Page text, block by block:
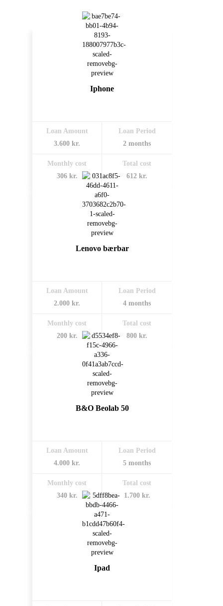
Iphone
Loan Amount
3.600 kr.
Loan Period
2 months
Monthly cost
306 kr.
Total cost
612 kr.
Lenovo bærbar
Loan Amount
2.000 kr.
Loan Period
4 months
Monthly cost
200 kr.
Total cost
800 kr.
B&O Beolab 50
Loan Amount
4.000 kr.
Loan Period
5 months
Monthly cost
340 kr.
Total cost
1.700 kr.
Ipad